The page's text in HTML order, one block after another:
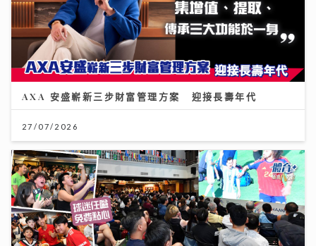
AXA 安盛嶄新三步財富管理方案 迎接長壽年代
27/07/2026